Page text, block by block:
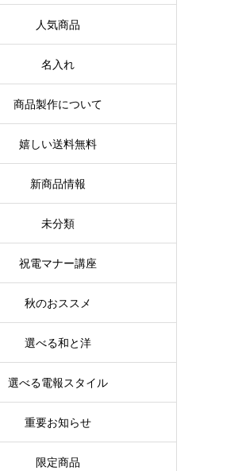
人気商品
名入れ
商品製作について
嬉しい送料無料
新商品情報
未分類
祝電マナー講座
秋のおススメ
選べる和と洋
選べる電報スタイル
重要お知らせ
限定商品